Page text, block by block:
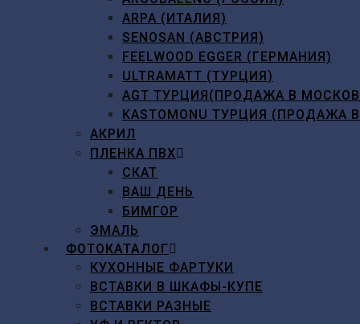
ARPA (ИТАЛИЯ)
SENOSAN (АВСТРИЯ)
FEELWOOD EGGER (ГЕРМАНИЯ)
ULTRAMATT (ТУРЦИЯ)
AGT ТУРЦИЯ(ПРОДАЖА В
KASTOMONU ТУРЦИЯ
АКРИЛ
ПЛЕНКА ПВХ
СКАТ
ВАШ ДЕНЬ
БИМГОР
ЭМАЛЬ
ФОТОКАТАЛОГ
КУХОННЫЕ ФАРТУКИ
ВСТАВКИ В ШКАФЫ-КУПЕ
ВСТАВКИ РАЗНЫЕ